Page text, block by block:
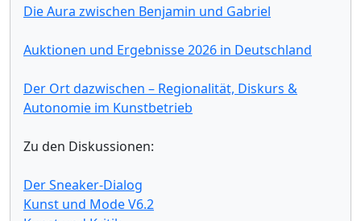
Die Aura zwischen Benjamin und Gabriel
Auktionen und Ergebnisse 2026 in Deutschland
Der Ort dazwischen – Regionalität, Diskurs &
Autonomie im Kunstbetrieb
Zu den Diskussionen:
Der Sneaker-Dialog
Kunst und Mode V6.2